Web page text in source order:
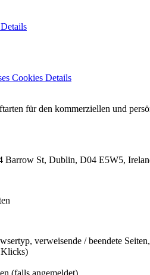
Details
Cookies Details
für den kommerziellen und
Barrow St, Dublin, D04 E5W5,
verweisende / beendete
Klicks)
(falls angemeldet)